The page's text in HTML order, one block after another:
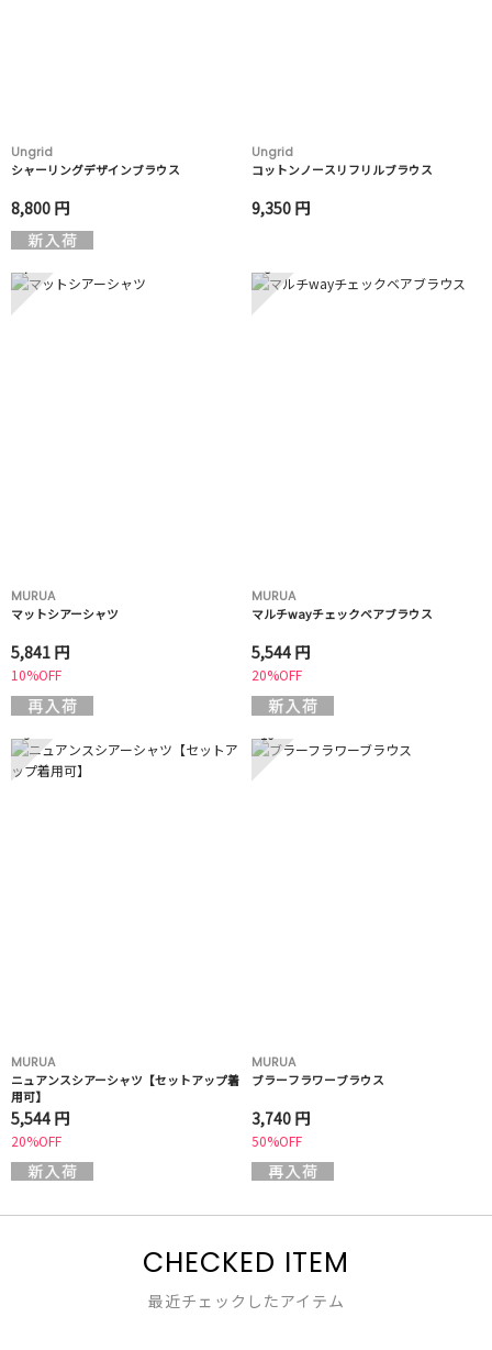
Ungrid
シャーリングデザインブラウス
8,800 円
Ungrid
コットンノースリフリルブラウス
9,350 円
7
MURUA
マットシアーシャツ
5,841 円
10%OFF
8
MURUA
マルチwayチェックベアブラウス
5,544 円
20%OFF
9
MURUA
ニュアンスシアーシャツ【セットアップ着
用可】
5,544 円
20%OFF
10
MURUA
ブラーフラワーブラウス
3,740 円
50%OFF
CHECKED ITEM
最近チェックしたアイテム